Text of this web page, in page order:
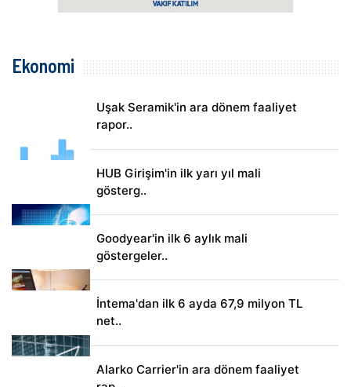
Ekonomi
Uşak Seramik'in ara dönem faaliyet
rapor..
HUB Girişim'in ilk yarı yıl mali
gösterg..
Goodyear'in ilk 6 aylık mali
göstergeler..
İntema'dan ilk 6 ayda 67,9 milyon TL
net..
Alarko Carrier'in ara dönem faaliyet